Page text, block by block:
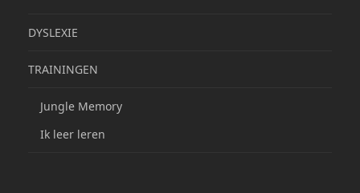
DYSLEXIE
TRAININGEN
Jungle Memory
Ik leer leren